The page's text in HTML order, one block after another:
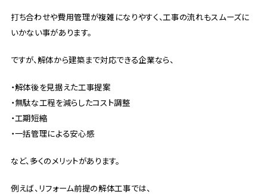
打ち合わせや費用管理が複雑になりやすく、工事の流れもスムーズに
いかない事があります。
ですが、解体から建築まで対応できる企業なら、
・解体後を見据えた工事提案
・無駄な工程を減らしたコスト調整
・工期短縮
・一括管理による安心感
など、多くのメリットがあります。
例えば、リフォーム前提の解体工事では、